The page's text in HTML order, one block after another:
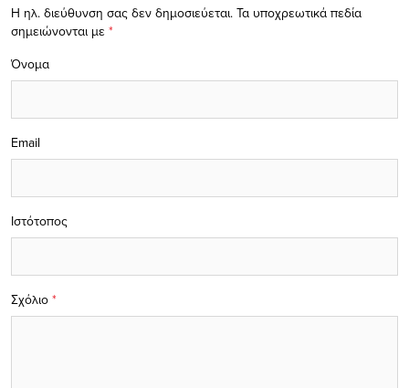
Η ηλ. διεύθυνση σας δεν δημοσιεύεται. Τα υποχρεωτικά πεδία
σημειώνονται με *
Σχόλιο *
Όνομα
Email
Ιστότοπος